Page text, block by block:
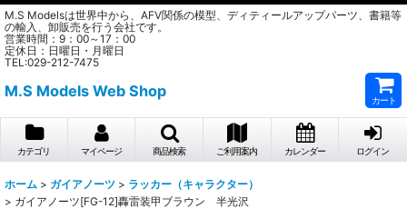
M.S Modelsは世界中から、AFV関係の模型、ディティールアップパーツ、書籍等
の輸入、卸販売を行う会社です。
営業時間：9：00～17：00
定休日：日曜日・月曜日
TEL:029-212-7475
M.S Models Web Shop
カート
カテゴリ マイページ 商品検索 ご利用案内 カレンダー ログイン
ホーム > ガイアノーツ > ラッカー（キャラクター）
> ガイアノーツ[FG-12]轟雷装甲ブラウン 半光沢